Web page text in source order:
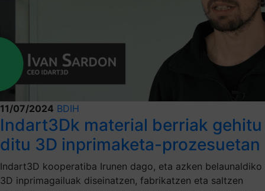
11/07/2024 BDIH
Indart3Dk material berriak gehitu
ditu 3D inprimaketa-prozesuetan
Indart3D kooperatiba Irunen dago, eta azken belaunaldiko
3D inprimagailuak diseinatzen, fabrikatzen eta saltzen